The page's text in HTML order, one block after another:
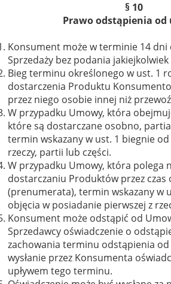
§ 10
Prawo odstąpienia od
Konsument może w terminie 14
Sprzedaży bez podania jakiejkolwiek
Bieg terminu określonego w ust. 1
dostarczenia Produktu
przez niego osobie innej niż
W przypadku Umowy, która
które są dostarczane osobno,
termin wskazany w ust. 1 biegnie
rzeczy, partii lub części.
W przypadku Umowy, która polega
dostarczaniu Produktów przez czas
(prenumerata), termin wskazany w
objęcia w posiadanie pierwszej z
Konsument może odstąpić od
Sprzedawcy oświadczenie o
zachowania terminu odstąpienia
wysłanie przez Konsumenta
upływem tego terminu.